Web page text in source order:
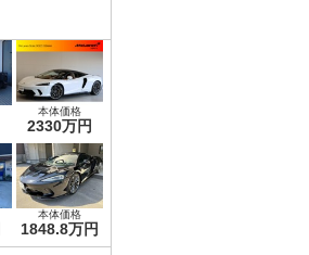
本体価格
2330万円
本体価格
1848.8万円